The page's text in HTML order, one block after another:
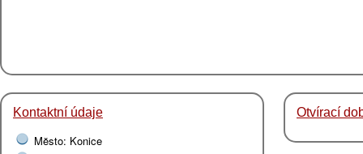
Kontaktní údaje
Mĕsto: Konice
Otvírací